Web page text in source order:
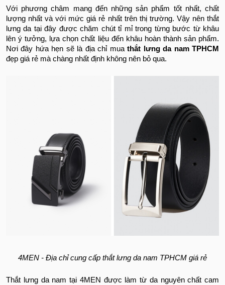
Với phương châm mang đến những sản phẩm tốt nhất, chất
lượng nhất và với mức giá rẻ nhất trên thị trường. Vậy nên thắt
lưng da tại đây được chăm chút tỉ mỉ trong từng bước từ khâu
lên ý tưởng, lựa chọn chất liệu đến khâu hoàn thành sản phẩm.
Nơi đây hứa hẹn sẽ là địa chỉ muathắt lưng da nam TPHCM
đẹp giá rẻ mà chàng nhất định không nên bỏ qua.
4MEN - Địa chỉ cung cấp thắt lưng da nam TPHCM giá rẻ
Thắt lưng da nam tại 4MEN được làm từ da nguyên chất cam